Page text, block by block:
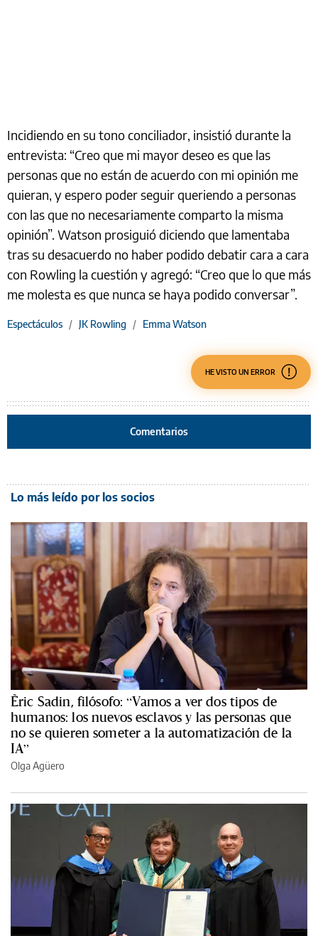
Incidiendo en su tono conciliador, insistió durante la
entrevista: “Creo que mi mayor deseo es que las
personas que no están de acuerdo con mi opinión me
quieran, y espero poder seguir queriendo a personas
con las que no necesariamente comparto la misma
opinión”. Watson prosiguió diciendo que lamentaba
tras su desacuerdo no haber podido debatir cara a cara
con Rowling la cuestión y agregó: “Creo que lo que más
me molesta es que nunca se haya podido conversar”.
Espectáculos / JK Rowling / Emma Watson
HE VISTO UN ERROR
Comentarios
Lo más leído por los socios
Èric Sadin, filósofo: “Vamos a ver dos tipos de
humanos: los nuevos esclavos y las personas que
no se quieren someter a la automatización de la
IA”
Olga Agüero